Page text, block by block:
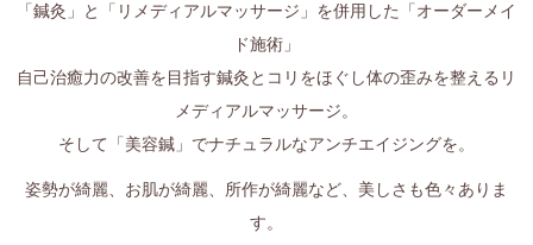
「鍼灸」と「リメディアルマッサージ」を併用した「オーダーメイ
ド施術」
自己治癒力の改善を目指す鍼灸とコリをほぐし体の歪みを整えるリ
メディアルマッサージ。
そして「美容鍼」でナチュラルなアンチエイジングを。
姿勢が綺麗、お肌が綺麗、所作が綺麗など、美しさも色々ありま
す。